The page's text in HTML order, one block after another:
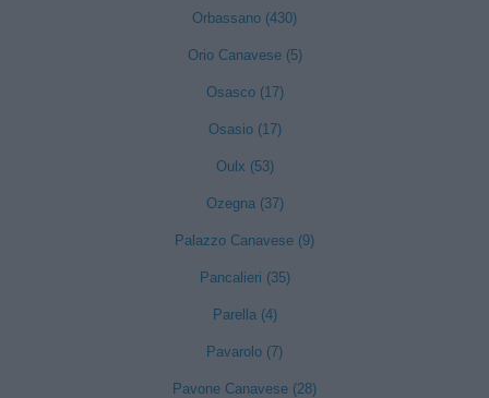
Orbassano (430)
Orio Canavese (5)
Osasco (17)
Osasio (17)
Oulx (53)
Ozegna (37)
Palazzo Canavese (9)
Pancalieri (35)
Parella (4)
Pavarolo (7)
Pavone Canavese (28)